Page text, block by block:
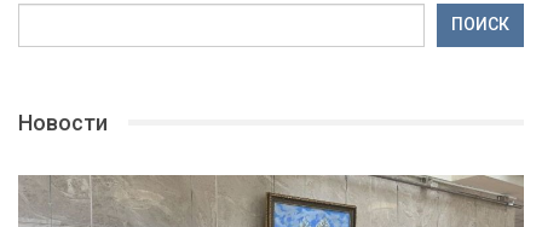
ПОИСК
Новости